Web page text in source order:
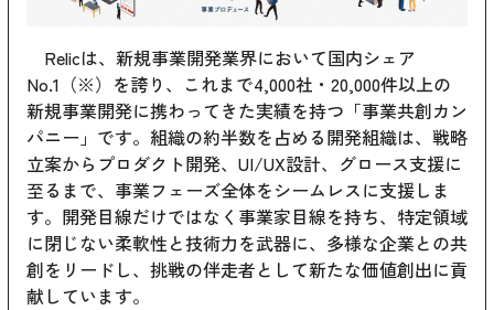
Relicは、新規事業開発業界において国内シェア
No.1（※）を誇り、これまで4,000社・20,000件以上の
新規事業開発に携わってきた実績を持つ「事業共創カン
パニー」です。組織の約半数を占める開発組織は、戦略
立案からプロダクト開発、UI/UX設計、グロース支援に
至るまで、事業フェーズ全体をシームレスに支援しま
す。開発目線だけではなく事業家目線を持ち、特定領域
に閉じない柔軟性と技術力を武器に、多様な企業との共
創をリードし、挑戦の伴走者として新たな価値創出に貢
献しています。